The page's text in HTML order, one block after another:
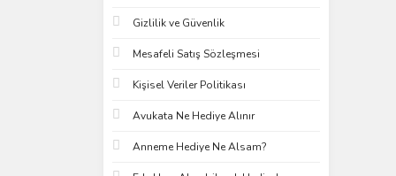
Gizlilik ve Güvenlik
Mesafeli Satış Sözleşmesi
Kişisel Veriler Politikası
Avukata Ne Hediye Alınır
Anneme Hediye Ne Alsam?